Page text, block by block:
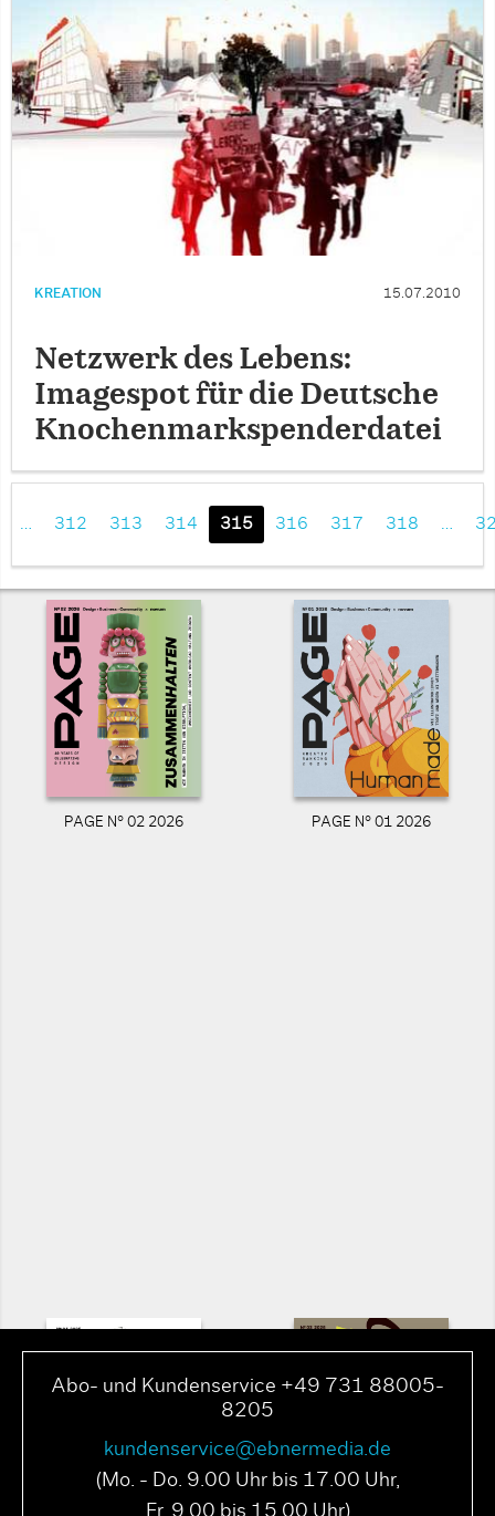
KREATION 15.07.2010
Netzwerk des Lebens:
Imagespot für die Deutsche
Knochenmarkspenderdatei
312 313 314 315 316 317 318
PAGE N° 02 2026 PAGE N° 01 2026
Abo- und Kundenservice +49 731 88005-
8205
kundenservice@ebnermedia.de
(Mo. - Do. 9.00 Uhr bis 17.00 Uhr,
Fr. 9.00 bis 15.00 Uhr)